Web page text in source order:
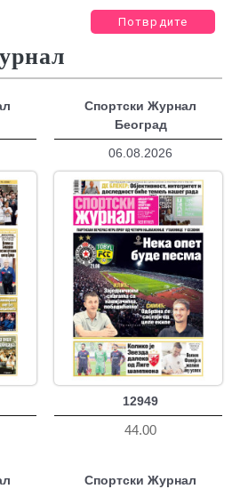
Потврдите
Спортски Журнал
Београд
06.08.2026
12949
44.00
Спортски Журнал